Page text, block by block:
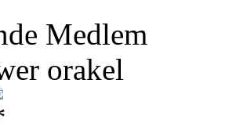
Medlem
orakel